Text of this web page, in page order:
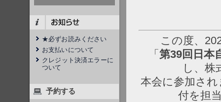
★必ずお読みください
お支払いについて
クレジット決済エラーに
ついて
予約する
この度、
「第39回日本
し、株
本会に参加さ
付を担